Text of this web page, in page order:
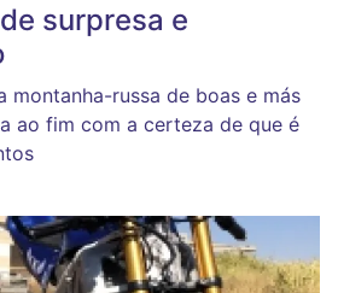
surpresa e
montanha-russa de boas e más
ao fim com a certeza de que é